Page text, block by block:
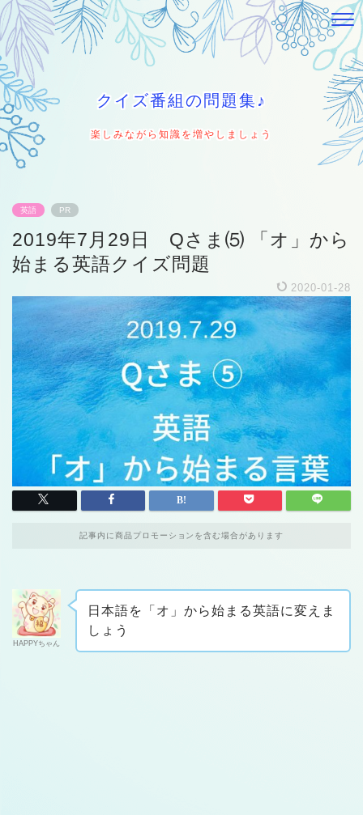
クイズ番組の問題集♪
楽しみながら知識を増やしましょう
英語 PR
2019年7月29日 Qさま⑸ 「オ」から
始まる英語クイズ問題
2020-01-28
記事内に商品プロモーションを含む場合があります
HAPPYちゃん
日本語を「オ」から始まる英語に変えま
しょう